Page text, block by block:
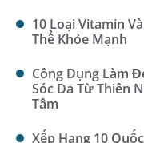
10 Loại Vitamin
Thể Khỏe Mạnh
Công Dụng Làm
Sóc Da Từ Thiên
Tâm
Xếp Hạng 10